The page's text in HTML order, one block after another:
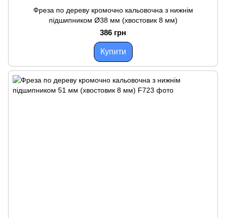
Фреза по дереву кромочно кальовочна з нижнім
підшипником Ø38 мм (хвостовик 8 мм)
386 грн
Купити